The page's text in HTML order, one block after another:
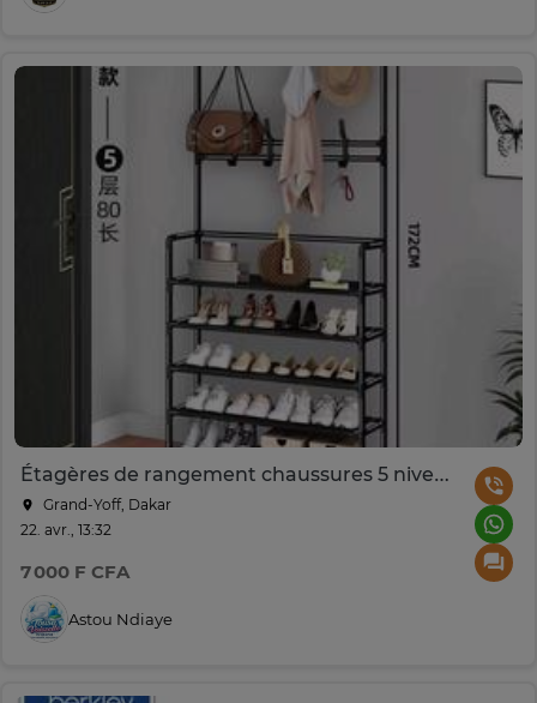
Étagères de rangement chaussures 5 niveaux en fer
Grand-Yoff, Dakar
22. avr., 13:32
7 000 F CFA
Astou Ndiaye